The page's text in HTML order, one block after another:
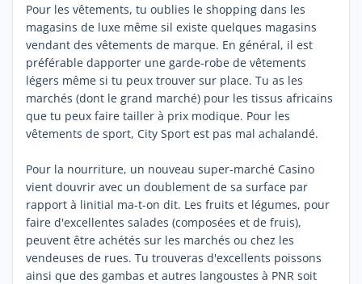
Pour les vêtements, tu oublies le shopping dans les
magasins de luxe même sil existe quelques magasins
vendant des vêtements de marque. En général, il est
préférable dapporter une garde-robe de vêtements
légers même si tu peux trouver sur place. Tu as les
marchés (dont le grand marché) pour les tissus africains
que tu peux faire tailler à prix modique. Pour les
vêtements de sport, City Sport est pas mal achalandé.
Pour la nourriture, un nouveau super-marché Casino
vient douvrir avec un doublement de sa surface par
rapport à linitial ma-t-on dit. Les fruits et légumes, pour
faire d'excellentes salades (composées et de fruis),
peuvent être achétés sur les marchés ou chez les
vendeuses de rues. Tu trouveras d'excellents poissons
ainsi que des gambas et autres langoustes à PNR soit